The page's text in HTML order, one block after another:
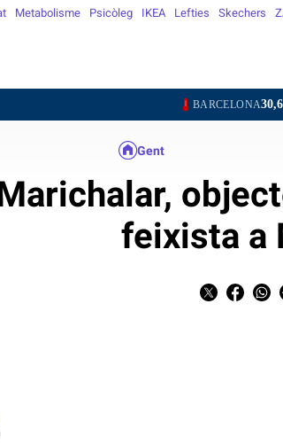
Metabolisme Psicòleg IKEA Lefties Skechers
BARCELONA30,6°GIRONA
Gent
feixista a